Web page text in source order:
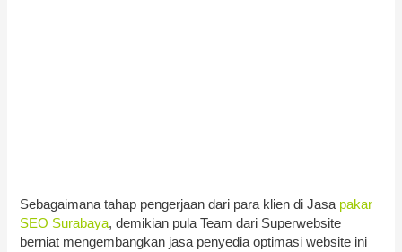
Sebagaimana tahap pengerjaan dari para klien di Jasa pakar
SEO Surabaya, demikian pula Team dari Superwebsite
berniat mengembangkan jasa penyedia optimasi website ini